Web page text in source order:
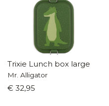
Trixie Lunch box large
Mr. Alligator
€ 32,95